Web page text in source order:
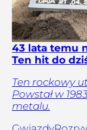
43 lata temu
Ten hit do
Ten rockowy
Powstał w
metalu.